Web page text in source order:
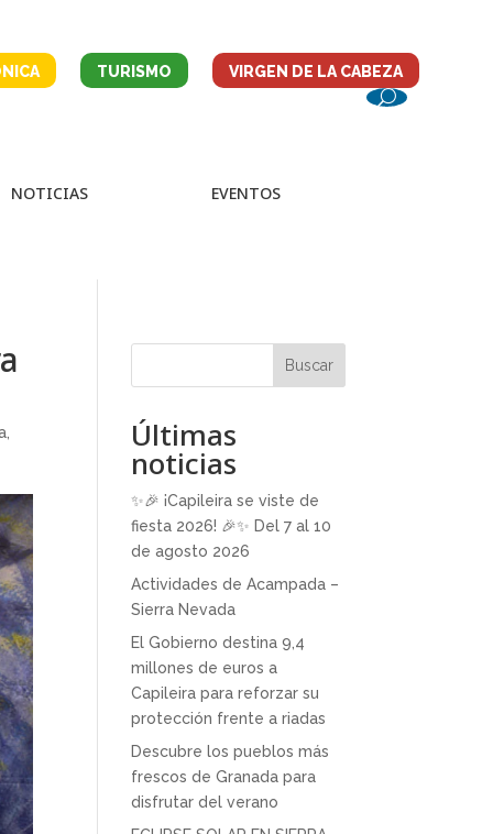
TURISMO VIRGEN DE LA CABEZA
NOTICIAS EVENTOS
Buscar
Últimas
noticias
✨🎉 ¡Capileira se viste de
fiesta 2026! 🎉✨ Del 7 al 10
de agosto 2026
Actividades de Acampada –
Sierra Nevada
El Gobierno destina 9,4
millones de euros a
Capileira para reforzar su
protección frente a riadas
Descubre los pueblos más
frescos de Granada para
disfrutar del verano